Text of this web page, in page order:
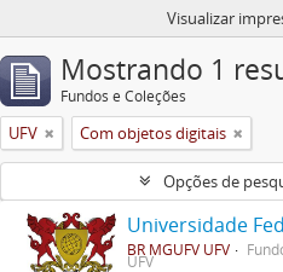
Visualizar
Mostrando 1
Fundos e Coleções
UFV Com objetos digitais
Opções de
Universidade
BR MGUFV UFV
UFV